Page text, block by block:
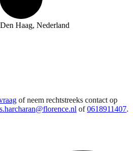
Haag, Nederland
of neem rechtstreeks contact op
of 0618911407.